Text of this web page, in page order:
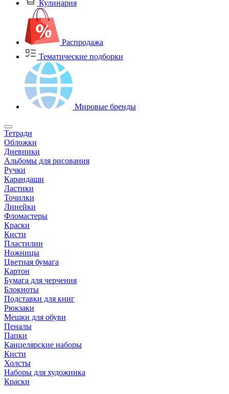
Кулинария
Распродажа
Тематические подборки
Мировые бренды
Тетради
Обложки
Дневники
Альбомы для рисования
Ручки
Карандаши
Ластики
Точилки
Линейки
Фломастеры
Краски
Кисти
Пластилин
Ножницы
Цветная бумага
Картон
Бумага для черчения
Блокноты
Подставки для книг
Рюкзаки
Мешки для обуви
Пеналы
Папки
Канцелярские наборы
Кисти
Холсты
Наборы для художника
Краски